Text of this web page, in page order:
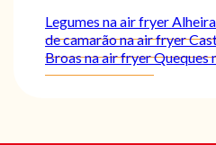
Legumes na air fryer
de camarão na air fryer
Broas na air fryerQueques